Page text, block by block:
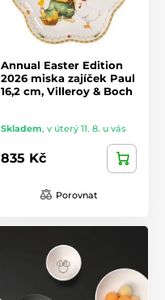
Annual Easter Edition
2026 miska zajíček Paul
16,2 cm, Villeroy & Boch
Skladem, v úterý 11. 8. u vás
835 Kč
Porovnat